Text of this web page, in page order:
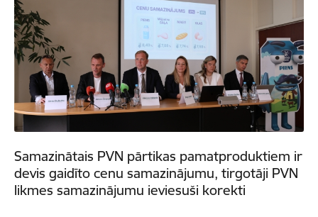
Samazinātais PVN pārtikas pamatproduktiem ir
devis gaidīto cenu samazinājumu, tirgotāji PVN
likmes samazinājumu ieviesuši korekti